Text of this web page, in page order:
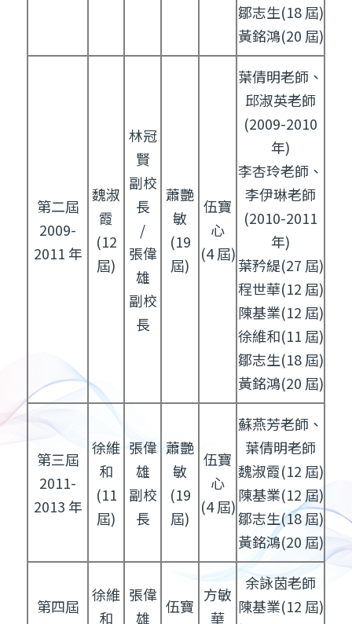
鄒志生(18 屆)
黃銘鴻(20 屆)
第二屆
2009-
2011 年
魏淑
霞
(12
屆)
林冠
賢
副校
長
/
張偉
雄
副校
長
蕭艷
敏
(19
屆)
伍寶
心
(4 屆)
葉倩明老師、
邱淑英老師
(2009-2010
年)
李杏玲老師、
李伊琳老師
(2010-2011
年)
葉矜緹(27 屆)
程世華(12 屆)
陳基業(12 屆)
徐維和(11 屆)
鄒志生(18 屆)
黃銘鴻(20 屆)
第三屆
2011-
2013 年
徐維
和
(11
屆)
張偉
雄
副校
長
蕭艷
敏
(19
屆)
伍寶
心
(4 屆)
蘇燕芳老師、
葉倩明老師
魏淑霞(12 屆)
陳基業(12 屆)
鄒志生(18 屆)
黃銘鴻(20 屆)
第四屆
徐維
和
張偉
雄
伍寶
方敏
華
余詠茵老師
陳基業(12 屆)